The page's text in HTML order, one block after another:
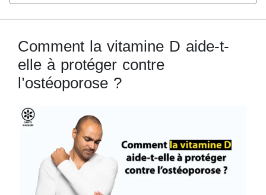
Comment la vitamine D aide-t-
elle à protéger contre
l’ostéoporose ?